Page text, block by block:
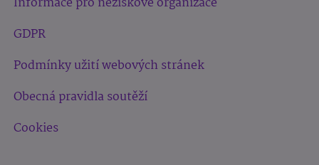
GDPR
Podmínky užití webových stránek
Obecná pravidla soutěží
Cookies